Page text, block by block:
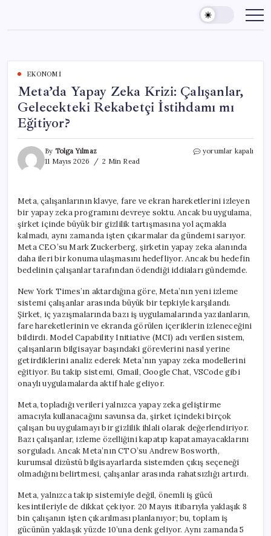
content
EKONOMI
Meta’da Yapay Zeka Krizi: Çalışanlar,
Gelecekteki Rekabetçi İstihdamı mı
Eğitiyor?
By Tolga Yılmaz
11 Mayıs 2026
2 Min Read
Meta’da
Gelecekteki
Rekabetçi
İstihdamı
mı
Eğitiyor?
için
yorumlar kapalı
Meta, çalışanlarının klavye, fare ve ekran hareketlerini izleyen
bir yapay zeka programını devreye soktu. Ancak bu uygulama,
şirket içinde büyük bir gizlilik tartışmasına yol açmakla
kalmadı, aynı zamanda işten çıkarmalar da gündemi sarıyor.
Meta CEO’su Mark Zuckerberg, şirketin yapay zeka alanında
daha ileri bir konuma ulaşmasını hedefliyor. Ancak bu hedefin
bedelinin çalışanlar tarafından ödendiği iddiaları gündemde.
New York Times’ın aktardığına göre, Meta’nın yeni izleme
sistemi çalışanlar arasında büyük bir tepkiyle karşılandı.
Şirket, iç yazışmalarında bazı iş uygulamalarında yazılanların,
fare hareketlerinin ve ekranda görülen içeriklerin izleneceğini
bildirdi. Model Capability Initiative (MCI) adı verilen sistem,
çalışanların bilgisayar başındaki görevlerini nasıl yerine
getirdiklerini analiz ederek Meta’nın yapay zeka modellerini
eğitiyor. Bu takip sistemi, Gmail, Google Chat, VSCode gibi
onaylı uygulamalarda aktif hale geliyor.
Meta, topladığı verileri yalnızca yapay zeka geliştirme
amacıyla kullanacağını savunsa da, şirket içindeki birçok
çalışan bu uygulamayı bir gizlilik ihlali olarak değerlendiriyor.
Bazı çalışanlar, izleme özelliğini kapatıp kapatamayacaklarını
sorguladı. Ancak Meta’nın CTO’su Andrew Bosworth,
kurumsal dizüstü bilgisayarlarda sistemden çıkış seçeneği
olmadığını belirtmesi, çalışanlar arasında rahatsızlığı artırdı.
Meta, yalnızca takip sistemiyle değil, önemli iş gücü
kesintileriyle de dikkat çekiyor. 20 Mayıs itibarıyla yaklaşık 8
bin çalışanın işten çıkarılması planlanıyor; bu, toplam iş
gücünün yaklaşık yüzde 10’una denk geliyor. Aynı zamanda 5